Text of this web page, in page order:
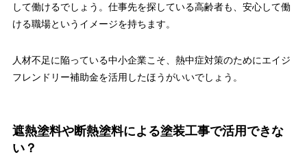
して働けるでしょう。仕事先を探している高齢者も、安心して働
ける職場というイメージを持ちます。
人材不足に陥っている中小企業こそ、熱中症対策のためにエイジ
フレンドリー補助金を活用したほうがいいでしょう。
遮熱塗料や断熱塗料による塗装工事で活用できな
い？